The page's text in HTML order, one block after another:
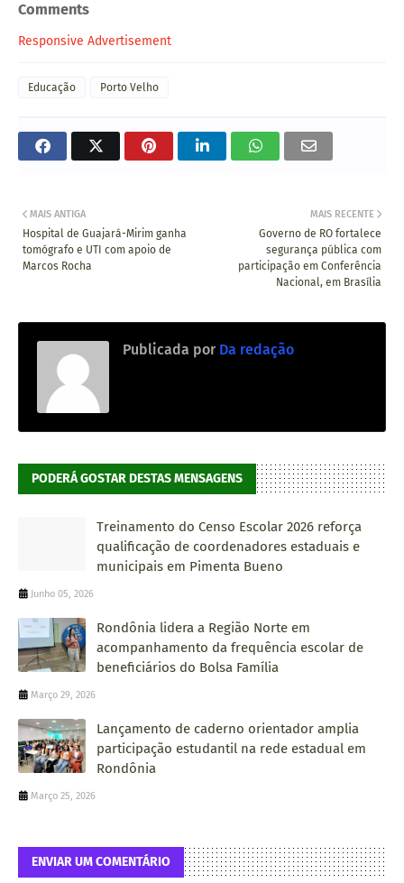
Comments
Responsive Advertisement
Educação Porto Velho
MAIS RECENTE
Governo de RO fortalece
segurança pública com
participação em Conferência
Nacional, em Brasília
MAIS ANTIGA
Hospital de Guajará-Mirim ganha
tomógrafo e UTI com apoio de
Marcos Rocha
Publicada por Da redação
PODERÁ GOSTAR DESTAS MENSAGENS
Treinamento do Censo Escolar 2026 reforça
qualificação de coordenadores estaduais e
municipais em Pimenta Bueno
Junho 05, 2026
Rondônia lidera a Região Norte em
acompanhamento da frequência escolar de
beneficiários do Bolsa Família
Março 29, 2026
Lançamento de caderno orientador amplia
participação estudantil na rede estadual em
Rondônia
Março 25, 2026
ENVIAR UM COMENTÁRIO